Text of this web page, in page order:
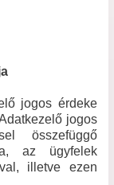
jogos érdeke
jogos
összefüggő
az ügyfelek
illetve ezen